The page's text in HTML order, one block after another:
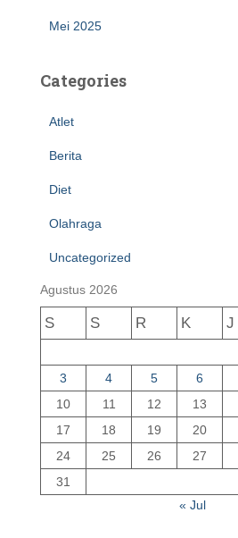
Mei 2025
Categories
Atlet
Berita
Diet
Olahraga
Uncategorized
Agustus 2026
S S R K J
3
4 5 6
10
11 12 13
17
18 19 20
24
25 26 27
31
« Jul